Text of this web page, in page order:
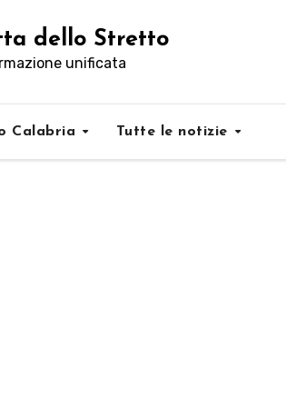
dello Stretto
unificata
Calabria Tutte le notizie